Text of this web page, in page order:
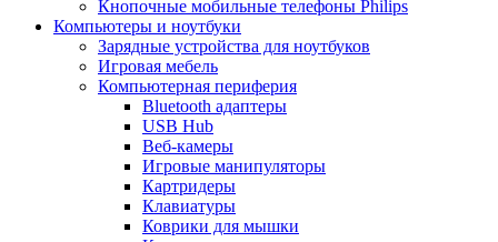
Кнопочные мобильные телефоны Philips
Компьютеры и ноутбуки
Зарядные устройства для ноутбуков
Игровая мебель
Компьютерная периферия
Bluetooth адаптеры
USB Hub
Веб-камеры
Игровые манипуляторы
Картридеры
Клавиатуры
Коврики для мышки